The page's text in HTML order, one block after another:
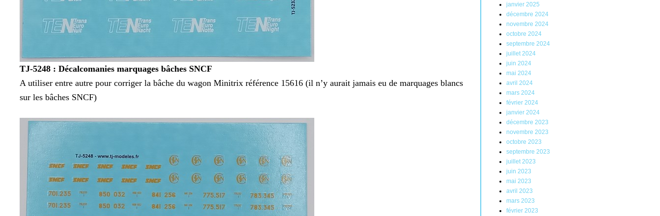
TJ-5248 : Décalcomanies marquages bâches SNCF
A utiliser entre autre pour corriger la bâche du wagon Minitrix référence 15616 (il n’y aurait jamais eu de marquages blancs
sur les bâches SNCF)
janvier 2025
décembre 2024
novembre 2024
octobre 2024
septembre 2024
juillet 2024
juin 2024
mai 2024
avril 2024
mars 2024
février 2024
janvier 2024
décembre 2023
novembre 2023
octobre 2023
septembre 2023
juillet 2023
juin 2023
mai 2023
avril 2023
mars 2023
février 2023